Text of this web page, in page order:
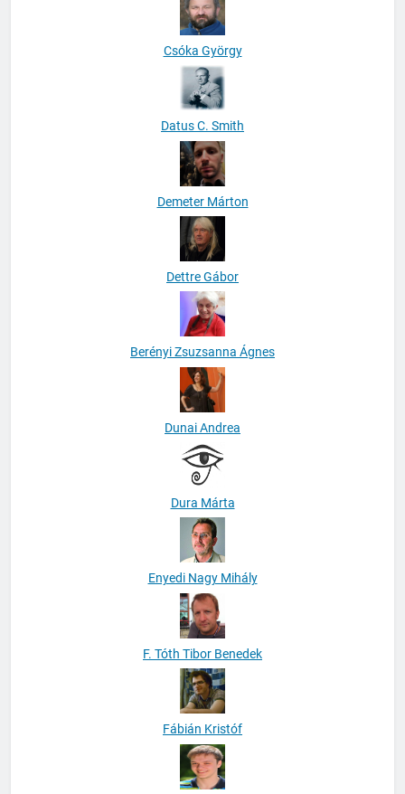
Csóka György
Datus C. Smith
Demeter Márton
Dettre Gábor
Berényi Zsuzsanna Ágnes
Dunai Andrea
Dura Márta
Enyedi Nagy Mihály
F. Tóth Tibor Benedek
Fábián Kristóf